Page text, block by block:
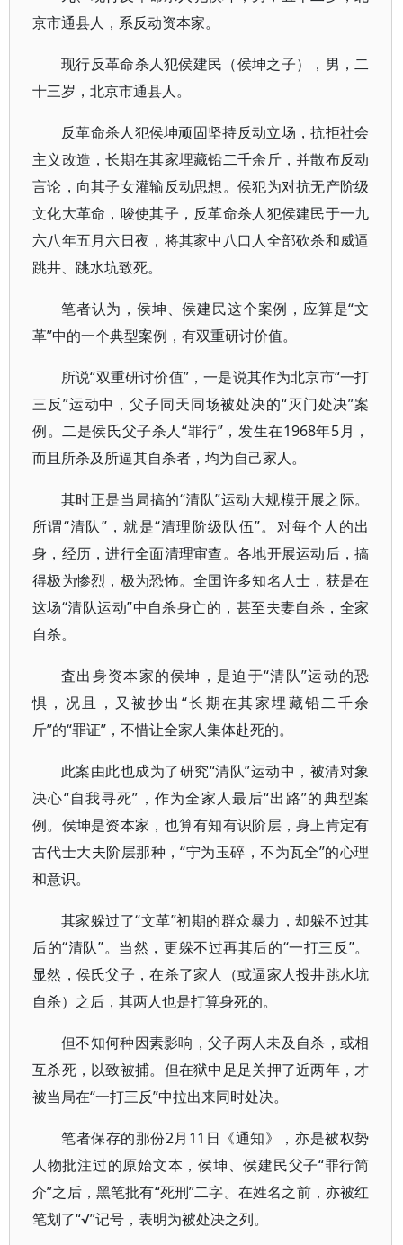
京市通县人，系反动资本家。
现行反革命杀人犯侯建民（侯坤之子），男，二
十三岁，北京市通县人。
反革命杀人犯侯坤顽固坚持反动立场，抗拒社会
主义改造，长期在其家埋藏铅二千余斤，并散布反动
言论，向其子女灌输反动思想。侯犯为对抗无产阶级
文化大革命，唆使其子，反革命杀人犯侯建民于一九
六八年五月六日夜，将其家中八口人全部砍杀和威逼
跳井、跳水坑致死。
笔者认为，侯坤、侯建民这个案例，应算是“文
革”中的一个典型案例，有双重研讨价值。
所说“双重研讨价值”，一是说其作为北京市“一打
三反”运动中，父子同天同场被处决的“灭门处决”案
例。二是侯氏父子杀人“罪行”，发生在1968年5月，
而且所杀及所逼其自杀者，均为自己家人。
其时正是当局搞的“清队”运动大规模开展之际。
所谓“清队”，就是“清理阶级队伍”。对每个人的出
身，经历，进行全面清理审查。各地开展运动后，搞
得极为惨烈，极为恐怖。全囯许多知名人士，获是在
这场“清队运动”中自杀身亡的，甚至夫妻自杀，全家
自杀。
査出身资本家的侯坤，是迫于“清队”运动的恐
惧，况且，又被抄出“长期在其家埋藏铅二千余
斤”的“罪证”，不惜让全家人集体赴死的。
此案由此也成为了研究“清队”运动中，被清对象
决心“自我寻死”，作为全家人最后“出路”的典型案
例。侯坤是资本家，也算有知有识阶层，身上肯定有
古代士大夫阶层那种，“宁为玉碎，不为瓦全”的心理
和意识。
其家躲过了“文革”初期的群众暴力，却躲不过其
后的“清队”。当然，更躲不过再其后的“一打三反”。
显然，侯氏父子，在杀了家人（或逼家人投井跳水坑
自杀）之后，其两人也是打算身死的。
但不知何种因素影响，父子两人未及自杀，或相
互杀死，以致被捕。但在狱中足足关押了近两年，才
被当局在“一打三反”中拉出来同时处决。
笔者保存的那份2月11日《通知》，亦是被权势
人物批注过的原始文本，侯坤、侯建民父子“罪行简
介”之后，黑笔批有“死刑”二字。在姓名之前，亦被红
笔划了“√”记号，表明为被处决之列。